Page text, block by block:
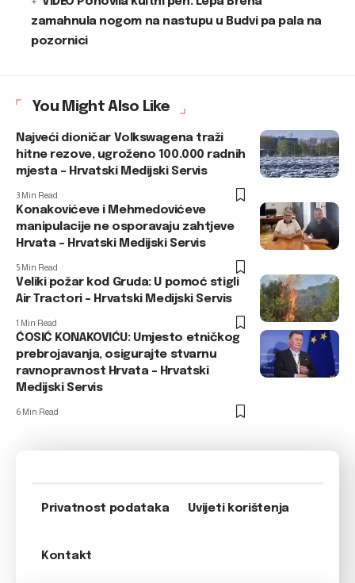
zamahnula nogom na nastupu u Budvi pa pala na
pozornici
You Might Also Like
Najveći dioničar Volkswagena traži
hitne rezove, ugroženo 100.000 radnih
mjesta – Hrvatski Medijski Servis
3 Min Read
Konakovićeve i Mehmedovićeve
manipulacije ne osporavaju zahtjeve
Hrvata – Hrvatski Medijski Servis
5 Min Read
Veliki požar kod Gruda: U pomoć stigli
Air Tractori – Hrvatski Medijski Servis
1 Min Read
ĆOSIĆ KONAKOVIĆU: Umjesto etničkog
prebrojavanja, osigurajte stvarnu
ravnopravnost Hrvata – Hrvatski
Medijski Servis
6 Min Read
Privatnost podataka Uvijeti korištenja
Kontakt